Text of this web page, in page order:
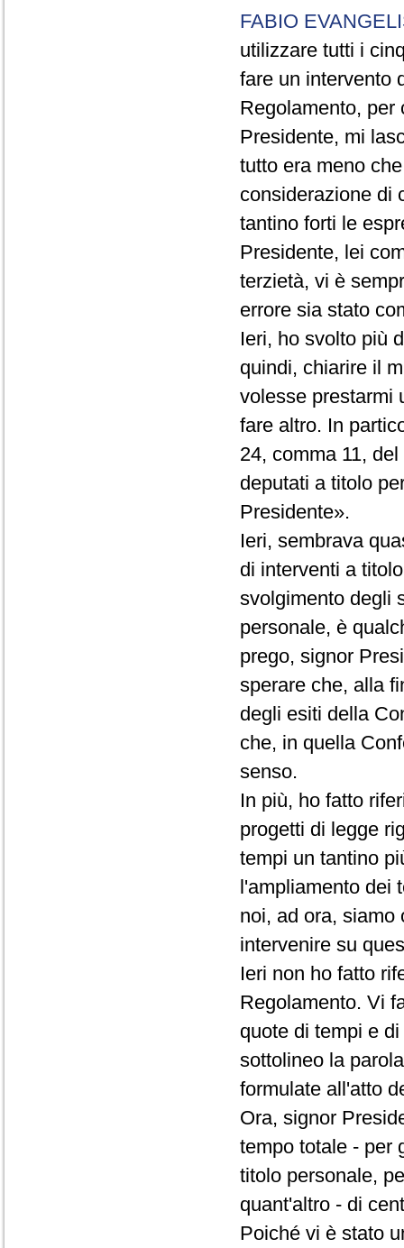
FABIO
utilizzare tutti i
fare un intervento
Regolamento, per
Presidente, mi
tutto era meno
considerazione di
tantino forti le
Presidente, lei
terzietà, vi è
errore sia stato
Ieri, ho svolto più
quindi, chiarire il
volesse prestarmi
fare altro. In
24, comma 11,
deputati a titolo
Presidente».
Ieri, sembrava
di interventi a
svolgimento degli
personale, è
prego, signor
sperare che, alla
degli esiti della
che, in quella
senso.
In più, ho fatto
progetti di legge
tempi un tantino
l'ampliamento dei
noi, ad ora, siamo
intervenire su
Ieri non ho fatto
Regolamento. Vi
quote di tempi e
sottolineo la
formulate all'atto
Ora, signor
tempo totale - per
titolo personale,
quant'altro - di
Poiché vi è stato